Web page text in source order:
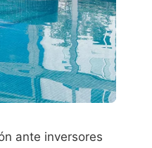
ante inversores